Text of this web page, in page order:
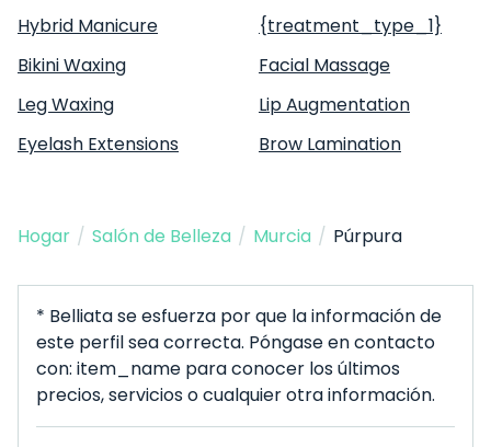
Hybrid Manicure
{treatment_type_1}
Bikini Waxing
Facial Massage
Leg Waxing
Lip Augmentation
Eyelash Extensions
Brow Lamination
Hogar / Salón de Belleza / Murcia / Púrpura
* Belliata se esfuerza por que la información de
este perfil sea correcta. Póngase en contacto
con: item_name para conocer los últimos
precios, servicios o cualquier otra información.